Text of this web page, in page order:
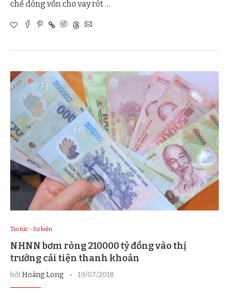
chế dòng vốn cho vay rót …
Tin tức - Sự kiện
NHNN bơm ròng 210000 tỷ đồng vào thị
trường cải tiện thanh khoản
bởiHoàng Long 19/07/2018